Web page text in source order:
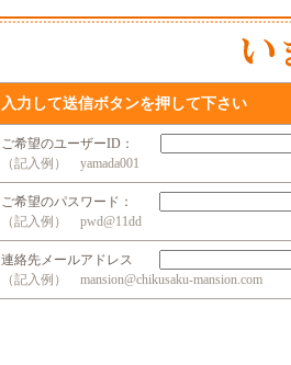
入力して送信ボタンを押して下さい
ご希望のユーザーID：
（記入例） yamada001
ご希望のパスワード：
（記入例） pwd@11dd
連絡先メールアドレス
（記入例） mansion@chikusaku-mansion.com